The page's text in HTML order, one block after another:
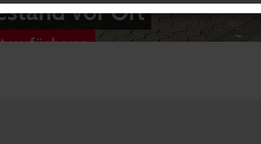
vor Ort
verfügbaren